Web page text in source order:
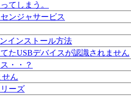
てしまう。
ンジャサービス
インストール方法
たUSBデバイスが認識されません
・・？
ん
ーズ